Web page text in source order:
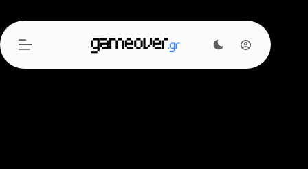
περιεχόμενο